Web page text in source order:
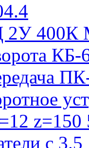
2У 400К
КБ-
z=150
с